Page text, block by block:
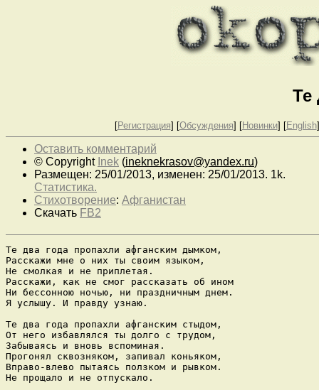
Те
[Регистрация] [Обсуждения] [Новинки] [English
Оставить комментарий
© Copyright Inek (ineknekrasov@yandex.ru)
Размещен: 25/01/2013, изменен: 25/01/2013. 1k.
Статистика.
Стихотворение: Афганистан
Скачать FB2
Те два года пропахли афганским дымком,
Расскажи мне о них ты своим языком,
Не смолкая и не приплетая.
Расскажи, как не смог рассказать об ином
Ни бессонною ночью, ни праздничным днем.
Я услышу. И правду узнаю.
Те два года пропахли афганским стыдом,
От него избавлялся ты долго с трудом,
Забываясь и вновь вспоминая.
Прогонял сквозняком, запивал коньяком,
Вправо-влево пытаясь ползком и рывком.
Не прощало и не отпускало.